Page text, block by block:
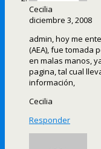
Cecilia
diciembre 3, 2008
admin, hoy me
(AEA), fue tomada
en malas manos,
pagina, tal cual
información,
Cecilia
Responder